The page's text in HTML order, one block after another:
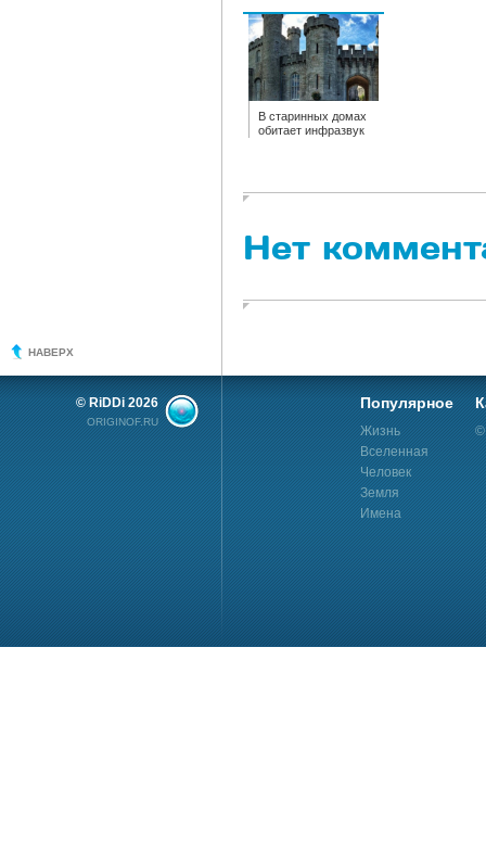
В старинных домах
обитает инфразвук
Нет
НАВЕРХ
© RiDDi 2026
ORIGINOF.RU
Популярное
Жизнь
Вселенная
Человек
Земля
Имена
©